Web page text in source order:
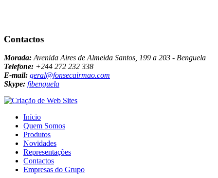
Contactos
Morada: Avenida Aires de Almeida Santos, 199 a 203 - Benguela
Telefone: +244 272 232 338
E-mail: geral@fonsecairmao.com
Skype: fibenguela
Início
Quem Somos
Produtos
Novidades
Representações
Contactos
Empresas do Grupo